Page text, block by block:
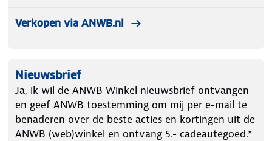
Verkopen via ANWB.nl
Nieuwsbrief
Ja, ik wil de ANWB Winkel nieuwsbrief ontvangen
en geef ANWB toestemming om mij per e-mail te
benaderen over de beste acties en kortingen uit de
ANWB (web)winkel en ontvang 5.- cadeautegoed.*